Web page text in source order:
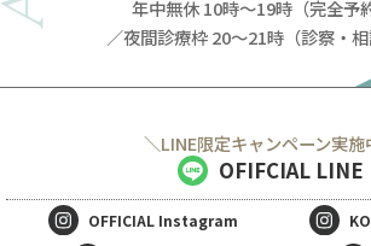
年中無休 10時～19時（完全予
／夜間診療枠 20～21時（診察・相
＼LINE限定キャンペーン実施
OFIFCIAL LINE
OFFICIAL Instagram